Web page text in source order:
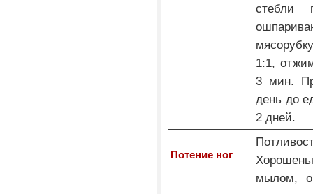
стебли
1:1,
3 мин.
день до
2 дней.
Потение ног
мылом,